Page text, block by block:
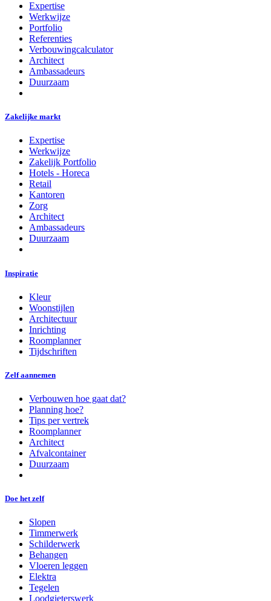
Expertise
Werkwijze
Portfolio
Referenties
Verbouwingcalculator
Architect
Ambassadeurs
Duurzaam
Zakelijke markt
Expertise
Werkwijze
Zakelijk Portfolio
Hotels - Horeca
Retail
Kantoren
Zorg
Architect
Ambassadeurs
Duurzaam
Inspiratie
Kleur
Woonstijlen
Architectuur
Inrichting
Roomplanner
Tijdschriften
Zelf aannemen
Verbouwen hoe gaat dat?
Planning hoe?
Tips per vertrek
Roomplanner
Architect
Afvalcontainer
Duurzaam
Doe het zelf
Slopen
Timmerwerk
Schilderwerk
Behangen
Vloeren leggen
Elektra
Tegelen
Loodgieterswerk